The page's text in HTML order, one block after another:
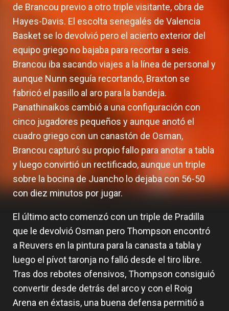
de Brancou previo a otro triple visitante, obra de
Hayes-Davis. El escolta senegalés de Valencia
Basket se lo devolvió pero el acierto exterior del
equipo griego no bajaba para recortar a seis.
Brancou iba sacando viajes a la línea de personal y
aunque Nunn seguía recortando, Braxton se
fabricó el pasillo al aro para la bandeja.
Panathinaikos cambió a una configuración con
cinco jugadores pequeños y aunque anotó el
cuadro griego con un canastón de Osman,
Brancou capturó su propio fallo para anotar a tabla
y luego convirtió un rectificado, aunque un triple
sobre la bocina de Juancho lo dejaba con 56-50
con diez minutos por jugar.
El último acto comenzó con un triple de Pradilla
que le devolvió Osman pero Thompson encontró
a Reuvers en la pintura para la canasta a tabla y
luego el pívot taronja no falló desde el tiro libre.
Tras dos rebotes ofensivos, Thompson consiguió
convertir desde detrás del arco y con el Roig
Arena en éxtasis, una buena defensa permitió a